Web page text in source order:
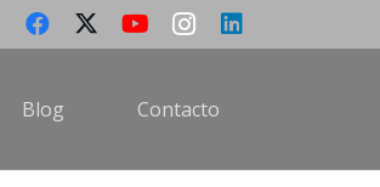
Blog Contacto